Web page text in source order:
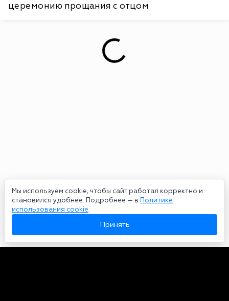
Мы используем cookie, чтобы сайт работал корректно и
становился удобнее. Подробнее — в Политике
использования cookie.
Принять
церемонию прощания с отцом